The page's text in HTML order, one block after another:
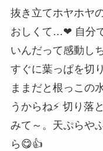
抜き立てホヤホヤ
おしくて…❤ 自分
いんだって感動し
すぐに葉っぱを切
ままだと根っこの
うからね⚡ 切り落
みて～。天ぷらや
ら😋👍